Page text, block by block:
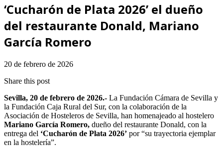
‘Cucharón de Plata 2026’ el dueño
del restaurante Donald, Mariano
García Romero
20 de febrero de 2026
Share this post
Sevilla, 20 de febrero de 2026.- La Fundación Cámara de Sevilla y
la Fundación Caja Rural del Sur, con la colaboración de la
Asociación de Hosteleros de Sevilla, han homenajeado al hostelero
Mariano García Romero, dueño del restaurante Donald, con la
entrega del ‘Cucharón de Plata 2026’ por “su trayectoria ejemplar
en la hostelería”.